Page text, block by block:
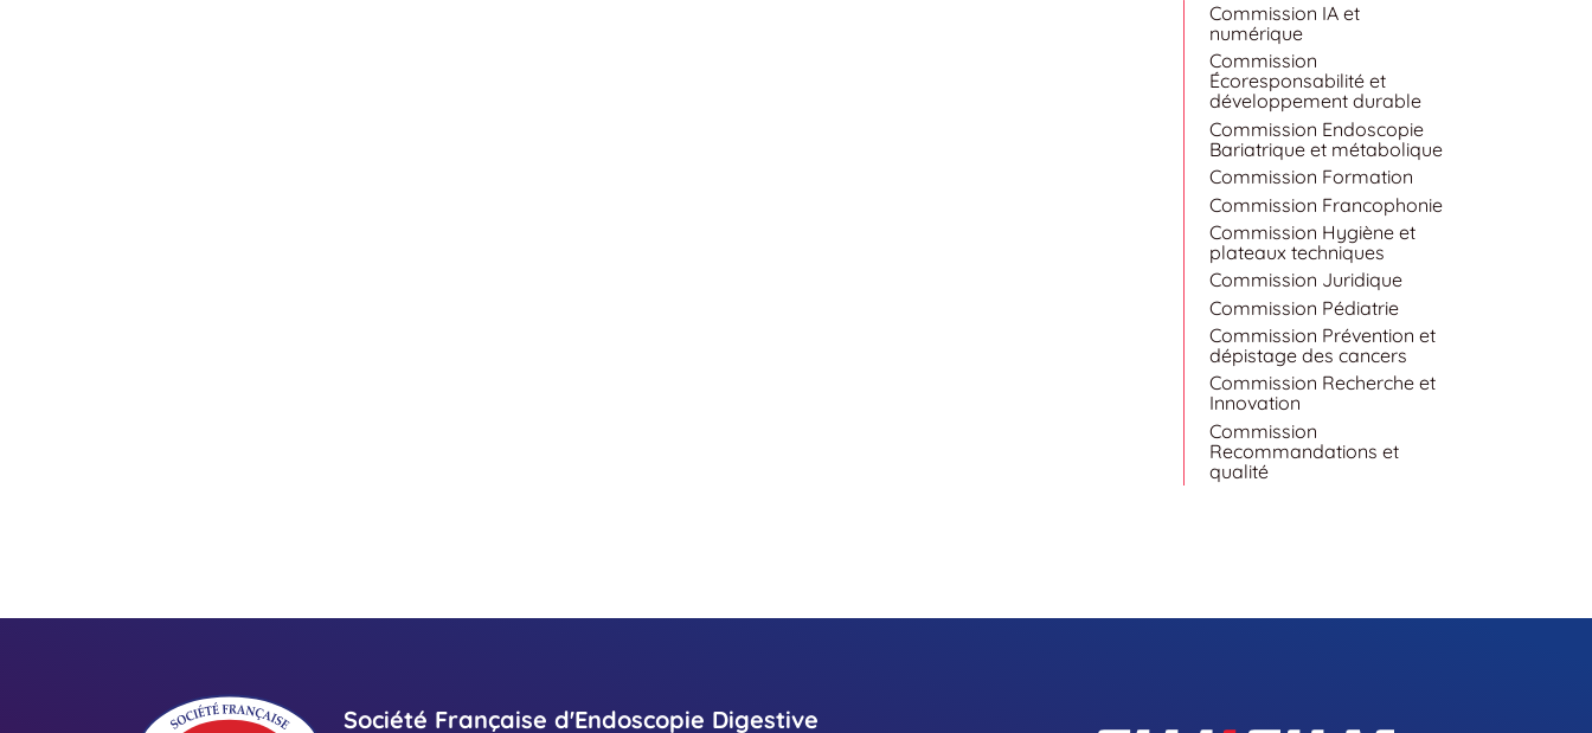
Commission IA et
numérique
Commission
Écoresponsabilité et
développement durable
Commission Endoscopie
Bariatrique et métabolique
Commission Formation
Commission Francophonie
Commission Hygiène et
plateaux techniques
Commission Juridique
Commission Pédiatrie
Commission Prévention et
dépistage des cancers
Commission Recherche et
Innovation
Commission
Recommandations et
qualité
Société Française d'Endoscopie Digestive